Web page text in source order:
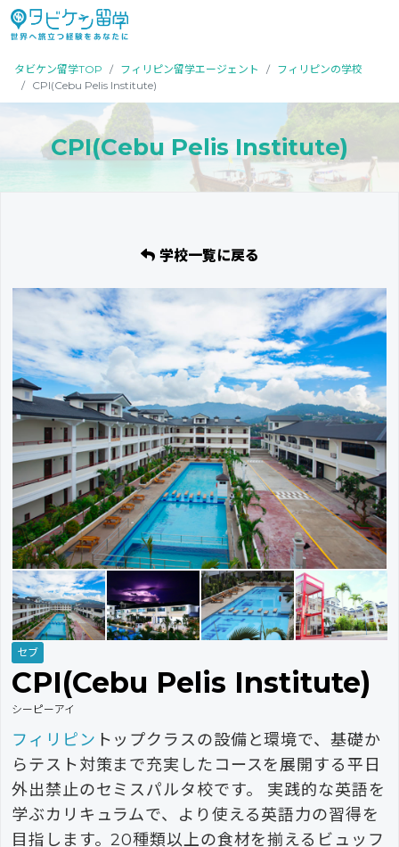
タビケン留学TOP フィリピン留学エージェント
フィリピンの学校
CPI(Cebu Pelis Institute)
CPI(Cebu Pelis Institute)
学校一覧に戻る
セブ
CPI(Cebu Pelis Institute)
シーピーアイ
フィリピン トップクラスの設備と環境で、基礎か
らテスト対策まで充実したコースを展開する平日
外出禁止のセミスパルタ校です。 実践的な英語を
学ぶカリキュラムで、より使える英語力の習得を
目指します。20種類以上の食材を揃えるビュッフ